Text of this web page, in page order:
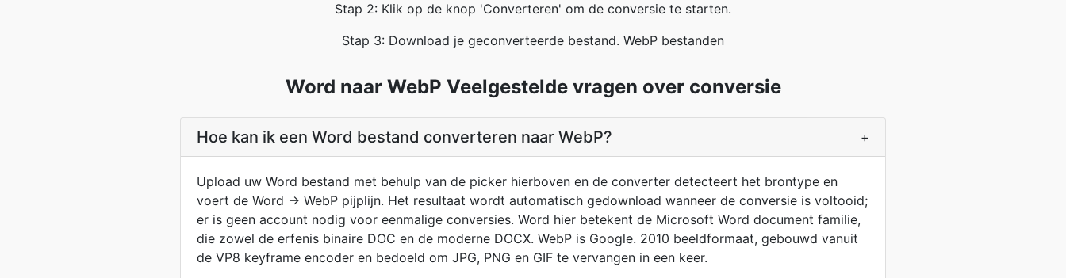
Stap 2: Klik op de knop 'Converteren' om de conversie te starten.
Stap 3: Download je geconverteerde bestand. WebP bestanden
Word naar WebP Veelgestelde vragen over conversie
Hoe kan ik een Word bestand converteren naar WebP? +
Upload uw Word bestand met behulp van de picker hierboven en de converter detecteert het brontype en
voert de Word → WebP pijplijn. Het resultaat wordt automatisch gedownload wanneer de conversie is voltooid;
er is geen account nodig voor eenmalige conversies. Word hier betekent de Microsoft Word document familie,
die zowel de erfenis binaire DOC en de moderne DOCX. WebP is Google. 2010 beeldformaat, gebouwd vanuit
de VP8 keyframe encoder en bedoeld om JPG, PNG en GIF te vervangen in een keer.